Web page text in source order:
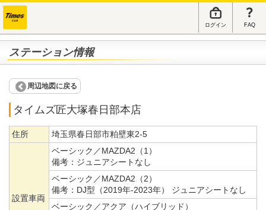
ログイン FAQ
ステーション情報
周辺地図に戻る
タイムズ匠大塚春日部本店
住所 埼玉県春日部市粕壁東2-5
設置車両
ベーシック／MAZDA2（1）
備考： ジュニアシートなし
ベーシック／MAZDA2（2）
備考： DJ型（2019年-2023年） ジュニアシートなし
ベーシック／アクア（ハイブリッド）